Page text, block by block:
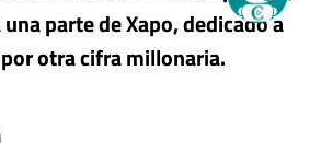
parte de Xapo, dedicado a
otra cifra millonaria.